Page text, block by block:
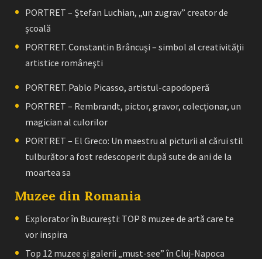
PORTRET – Ştefan Luchian, „un zugrav” creator de
școală
PORTRET. Constantin Brâncuşi – simbol al creativităţii
artistice româneşti
PORTRET. Pablo Picasso, artistul-capodoperă
PORTRET – Rembrandt, pictor, gravor, colecţionar, un
magician al culorilor
PORTRET – El Greco: Un maestru al picturii al cărui stil
tulburător a fost redescoperit după sute de ani de la
moartea sa
Muzee din Romania
Explorator în București: TOP 8 muzee de artă care te
vor inspira
Top 12 muzee și galerii „must-see” în Cluj-Napoca